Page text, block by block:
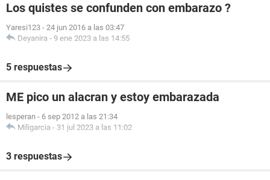
Los quistes se confunden con embarazo ?
Yaresi123 - 24 jun 2016 a las 03:47
Deyanira - 9 ene 2023 a las 14:55
5 respuestas
ME pico un alacran y estoy embarazada
lesperan - 6 sep 2012 a las 21:34
Miligarcia - 31 jul 2023 a las 11:02
3 respuestas